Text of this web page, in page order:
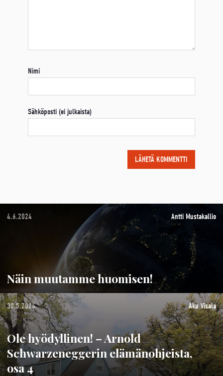
Nimi
Sähköposti (ei julkaista)
4.6.2024 Antti Mustakallio
Näin muutamme huomisen!
30.5.2024 Aku Visala
Ole hyödyllinen! – Arnold
Schwarzeneggerin elämänohjeista,
osa 4